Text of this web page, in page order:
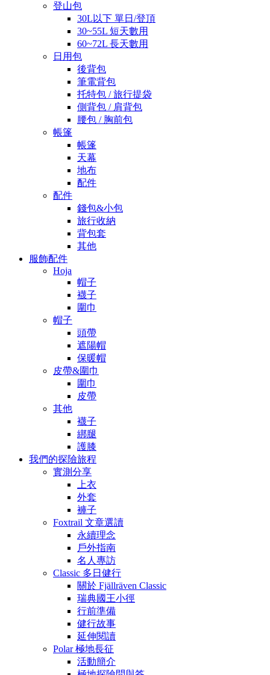
登山包
30L以下 單日/登頂
30~55L 短天數用
60~72L 長天數用
日用包
後背包
筆電背包
托特包 / 旅行提袋
側背包 / 肩背包
腰包 / 胸前包
帳篷
帳篷
天幕
地布
配件
配件
錢包&小包
旅行收納
背包套
其他
服飾配件
Hoja
帽子
襪子
圍巾
帽子
頭帶
遮陽帽
保暖帽
皮帶&圍巾
圍巾
皮帶
其他
襪子
綁腿
護膝
我們的探險旅程
實測分享
上衣
外套
褲子
Foxtrail 文章選讀
永續理念
戶外指南
名人專訪
Classic 多日健行
關於 Fjällräven Classic
瑞典國王小徑
行前準備
健行故事
延伸閱讀
Polar 極地長征
活動簡介